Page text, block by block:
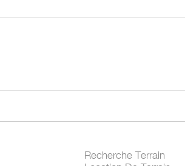
Recherche Terrain